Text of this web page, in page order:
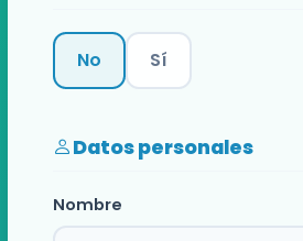
No Sí
Datos personales
Nombre